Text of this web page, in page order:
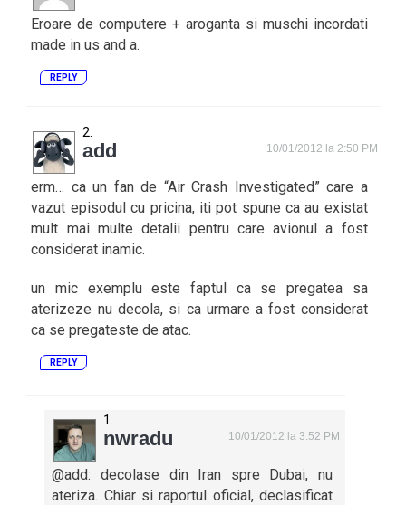
Eroare de computere + aroganta si muschi incordati
made in us and a.
REPLY
add 10/01/2012 la 2:50 PM
erm… ca un fan de “Air Crash Investigated” care a
vazut episodul cu pricina, iti pot spune ca au existat
mult mai multe detalii pentru care avionul a fost
considerat inamic.
un mic exemplu este faptul ca se pregatea sa
aterizeze nu decola, si ca urmare a fost considerat
ca se pregateste de atac.
REPLY
nwradu 10/01/2012 la 3:52 PM
@add: decolase din Iran spre Dubai, nu
ateriza. Chiar si raportul oficial, declasificat